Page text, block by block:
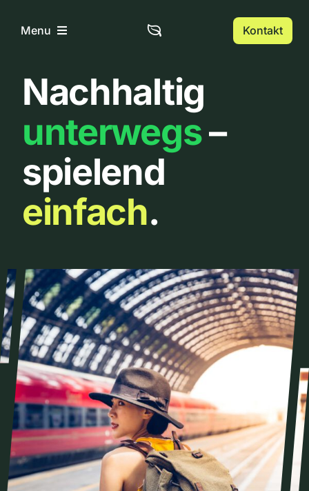
InhaltMenu
Home
Über uns
Urbanlist
Kontakt
Nachhaltig
unterwegs–
spielend
einfach.